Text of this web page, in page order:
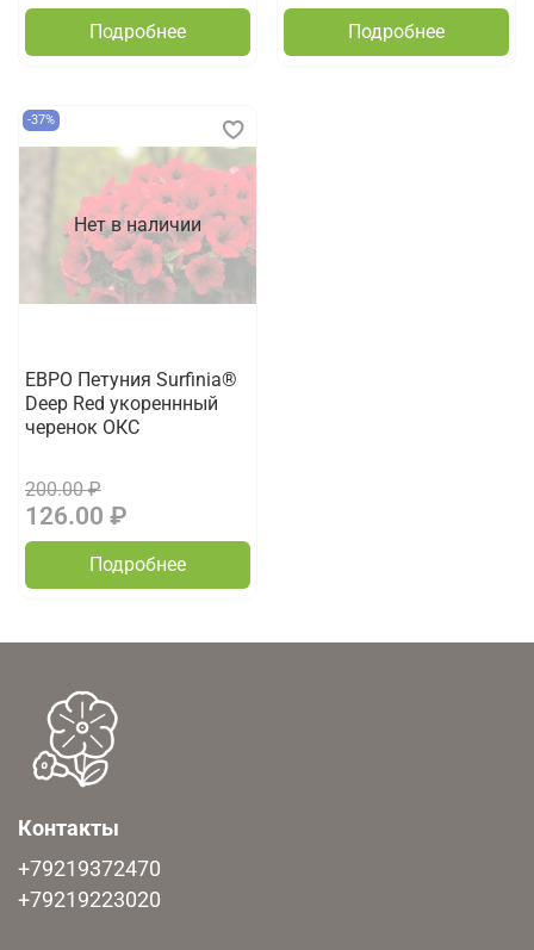
Подробнее Подробнее
Нет в наличии
-37%
ЕВРО Петуния Surfinia®
Deep Red укореннный
черенок ОКС
200.00 ₽
126.00 ₽
Подробнее
Контакты
+79219372470
+79219223020